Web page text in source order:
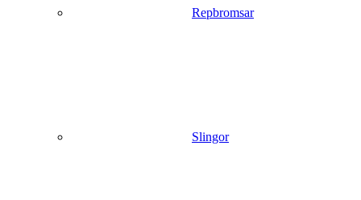
Repbromsar
Slingor